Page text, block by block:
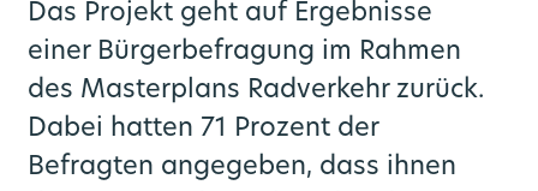
Das Projekt geht auf Ergebnisse
einer Bürgerbefragung im Rahmen
des Masterplans Radverkehr zurück.
Dabei hatten 71 Prozent der
Befragten angegeben, dass ihnen